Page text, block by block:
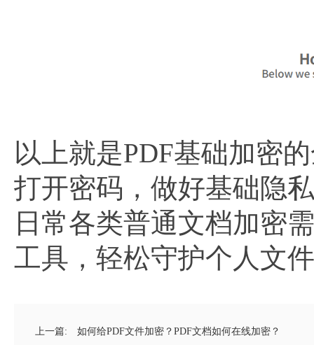
以上就是PDF基础加密
打开密码，做好基础隐
日常各类普通文档加密
工具，轻松守护个人文
上一篇: 如何给PDF文件加密？PDF文档如何在线加密？